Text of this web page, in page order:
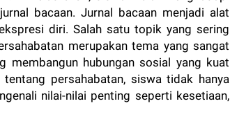
bacaan. Jurnal bacaan menjadi alat
diri. Salah satu topik yang sering
merupakan tema yang sangat
membangun hubungan sosial yang kuat
persahabatan, siswa tidak hanya
nilai-nilai penting seperti kesetiaan,